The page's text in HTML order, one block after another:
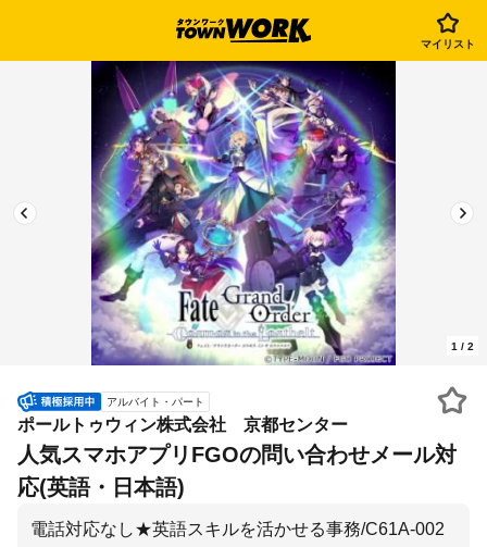
マイリスト
1 / 2
アルバイト・パート
ポールトゥウィン株式会社 京都センター
人気スマホアプリFGOの問い合わせメール対
応(英語・日本語)
電話対応なし★英語スキルを活かせる事務/C61A-002